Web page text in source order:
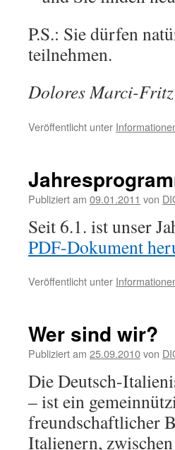
P.S.: Sie dürfen
teilnehmen.
Dolores Marci-Fritz
Veröffentlicht unter
Publiziert am 09.01.2011 von
Seit 6.1. ist unser
PDF-Dokument
Veröffentlicht unter
Wer sind wir?
Publiziert am 25.09.2010von
Die Deutsch-
– ist ein
freundschaftlicher
Italienern,